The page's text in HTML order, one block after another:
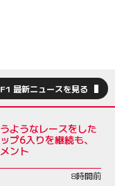
最新ニュースを見る
ようなレースをした
プ6入りを継続も、
ント
8時間前